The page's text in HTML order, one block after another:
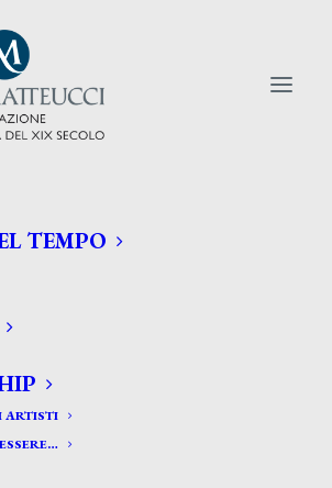
TEMPO
ARTISTI
ARTISTI: